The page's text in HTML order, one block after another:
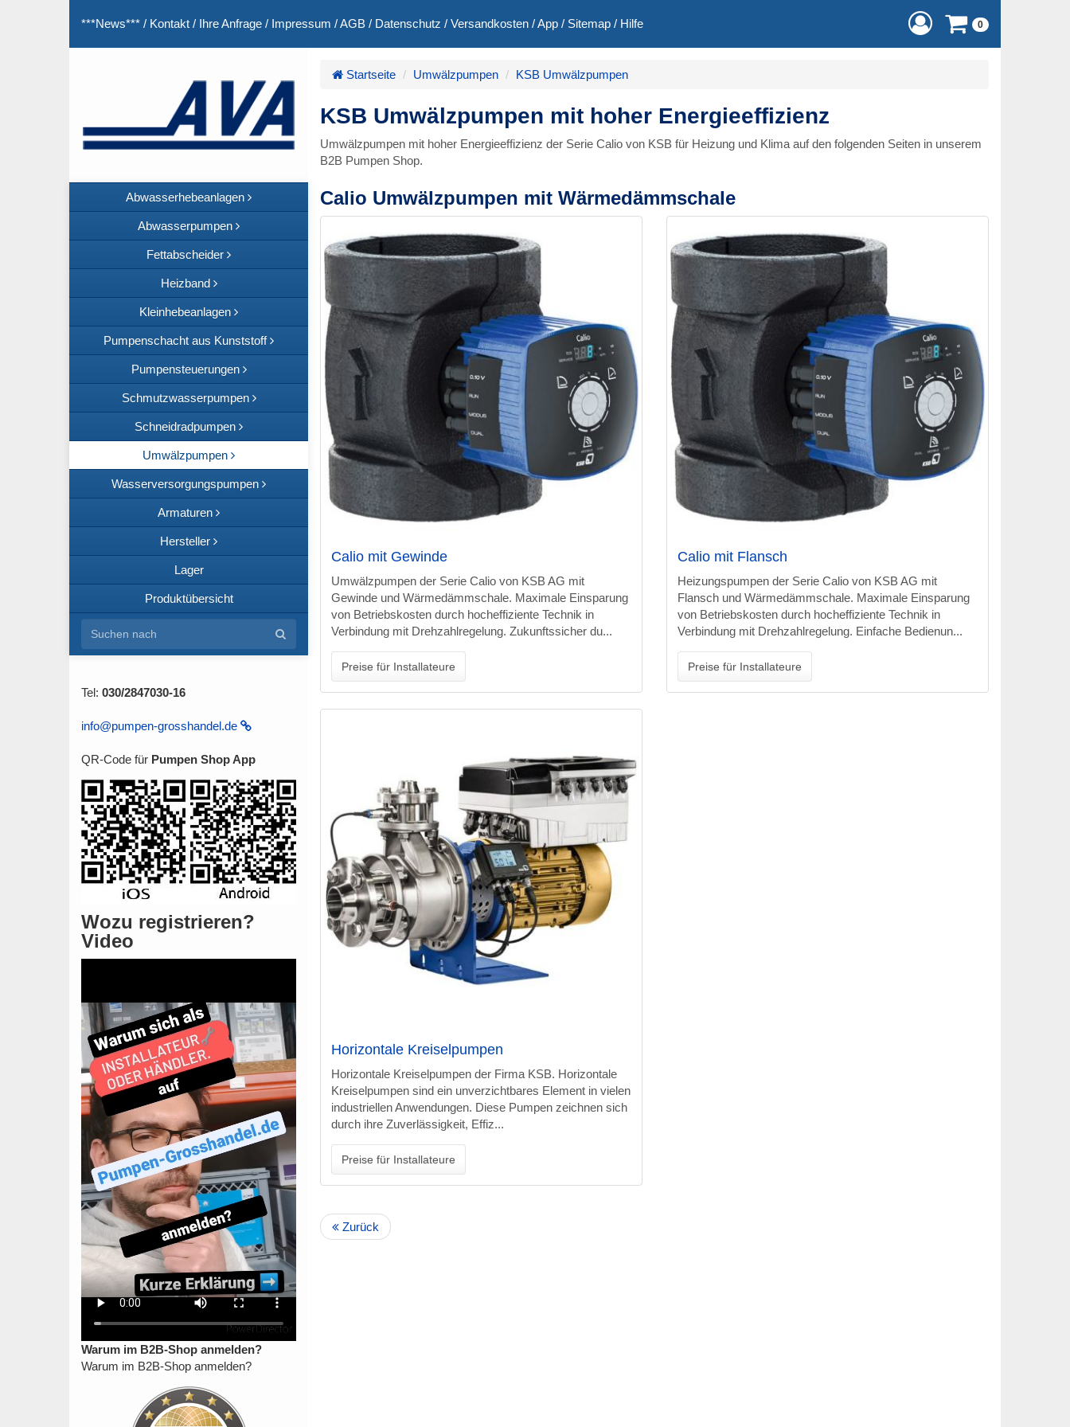
***News*** / Kontakt / Ihre Anfrage / Impressum /AGB / Datenschutz / Versandkosten /App / Sitemap / Hilfe 0
Abwasserhebeanlagen
Abwasserpumpen
Fettabscheider
Heizband
Kleinhebeanlagen
Pumpenschacht aus Kunststoff
Pumpensteuerungen
Schmutzwasserpumpen
Schneidradpumpen
Umwälzpumpen
Wasserversorgungspumpen
Armaturen
Hersteller
Lager
Produktübersicht
Tel: 030/2847030-16
info@pumpen-grosshandel.de
QR-Code für Pumpen Shop App
Wozu registrieren?
Video
Warum im B2B-Shop anmelden?
Warum im B2B-Shop anmelden?
Startseite Umwälzpumpen KSB Umwälzpumpen
KSB Umwälzpumpen mit hoher Energieeffizienz
Umwälzpumpen mit hoher Energieeffizienz der Serie Calio von KSB für Heizung und Klima auf den folgenden Seiten in unserem
B2B Pumpen Shop.
Calio Umwälzpumpen mit Wärmedämmschale
Calio mit Gewinde
Umwälzpumpen der Serie Calio von KSB AG mit
Gewinde und Wärmedämmschale. Maximale Einsparung
von Betriebskosten durch hocheffiziente Technik in
Verbindung mit Drehzahlregelung. Zukunftssicher du...
Preise für Installateure
Calio mit Flansch
Heizungspumpen der Serie Calio von KSB AG mit
Flansch und Wärmedämmschale. Maximale Einsparung
von Betriebskosten durch hocheffiziente Technik in
Verbindung mit Drehzahlregelung. Einfache Bedienun...
Preise für Installateure
Horizontale Kreiselpumpen
Horizontale Kreiselpumpen der Firma KSB. Horizontale
Kreiselpumpen sind ein unverzichtbares Element in vielen
industriellen Anwendungen. Diese Pumpen zeichnen sich
durch ihre Zuverlässigkeit, Effiz...
Preise für Installateure
Zurück